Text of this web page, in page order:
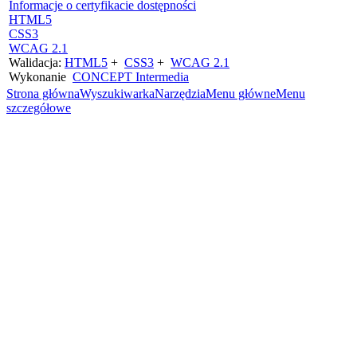
Informacje o certyfikacie dostępności
HTML5
CSS3
WCAG 2.1
Walidacja: HTML5 + CSS3 + WCAG 2.1
Wykonanie CONCEPT Intermedia
Strona głównaWyszukiwarkaNarzędziaMenu główneMenu
szczegółowe